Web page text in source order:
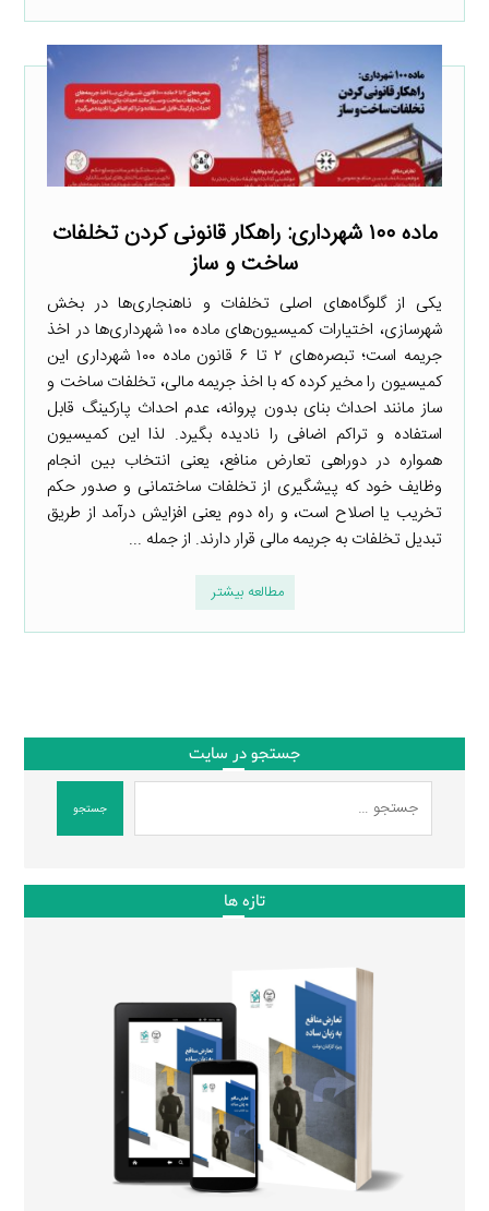
ماده ۱۰۰ شهرداری: راهکار قانونی کردن تخلفات
ساخت و ساز
یکی از گلوگاه‌های اصلی تخلفات و ناهنجاری‌ها در بخش
شهرسازی، اختیارات کمیسیون‌های ماده ۱۰۰ شهرداری‌ها در اخذ
جریمه است؛ تبصره‌های ۲ تا ۶ قانون ماده ۱۰۰ شهرداری این
کمیسیون را مخیر کرده که با اخذ جریمه مالی، تخلفات ساخت و
ساز مانند احداث بنای بدون پروانه، عدم احداث پارکینگ قابل
استفاده و تراکم اضافی را نادیده بگیرد. لذا این کمیسیون
همواره در دوراهی تعارض منافع، یعنی انتخاب بین انجام
وظایف خود که پیشگیری از تخلفات ساختمانی و صدور حکم
تخریب یا اصلاح است، و راه دوم یعنی افزایش درآمد از طریق
تبدیل تخلفات به جریمه مالی قرار دارند. از جمله ...
مطالعه بیشتر
جستجو در سایت
جستجو
تازه ها